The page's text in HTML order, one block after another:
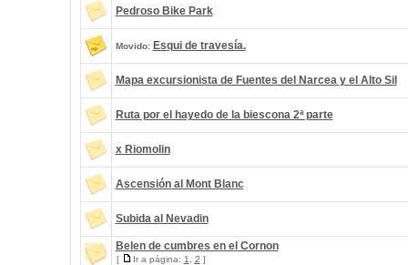
Pedroso Bike Park
Movido: Esqui de travesía.
Mapa excursionista de Fuentes del Narcea y el Alto Sil
Ruta por el hayedo de la biescona 2ª parte
x Riomolin
Ascensión al Mont Blanc
Subida al Nevadin
Belen de cumbres en el Cornon
[ Ir a página: 1 2 ]